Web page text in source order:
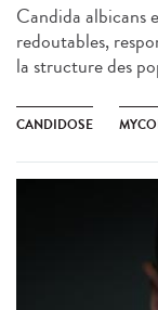
Candida albicans
redoutables,
la structure des
CANDIDOSE